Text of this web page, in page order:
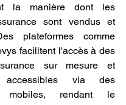
la manière dont les
sont vendus et
plateformes comme
facilitent l'accès à des
sur mesure et
accessibles via des
mobiles, rendant le